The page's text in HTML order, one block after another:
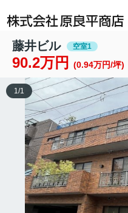
藤井ビル 空室1
90.2万円 (0.94万円/坪)
1/1